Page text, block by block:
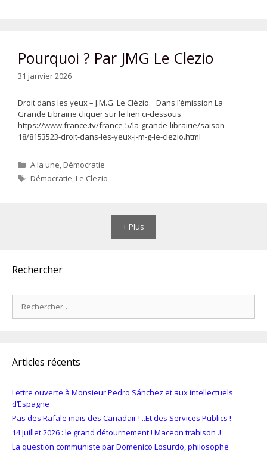
Pourquoi ? Par JMG Le Clezio
31 janvier 2026
Droit dans les yeux – J.M.G. Le Clézio. Dans l’émission La
Grande Librairie cliquer sur le lien ci-dessous
https://www.france.tv/france-5/la-grande-librairie/saison-
18/8153523-droit-dans-les-yeux-j-m-g-le-clezio.html
Catégories
A la une,Démocratie
Étiquettes
Démocratie,Le Clezio
+ Plus
Rechercher
Articles récents
Lettre ouverte à Monsieur Pedro Sánchez et aux intellectuels
d’Espagne
Pas des Rafale mais des Canadair ! ..Et des Services Publics !
14 Juillet 2026 : le grand détournement ! Maceon trahison .!
La question communiste par Domenico Losurdo, philosophe